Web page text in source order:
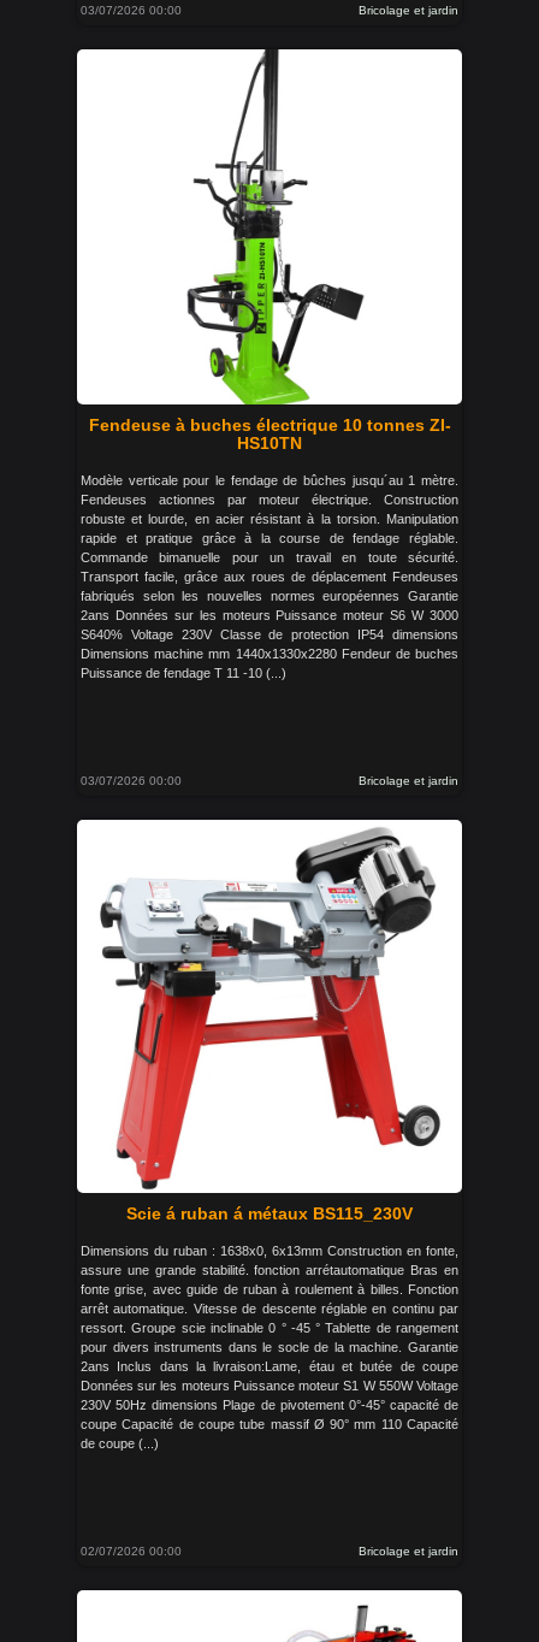
03/07/2026 00:00 Bricolage et jardin
Fendeuse à buches électrique 10 tonnes ZI-
HS10TN
Modèle verticale pour le fendage de bûches jusqu´au 1 mètre.
Fendeuses actionnes par moteur électrique. Construction
robuste et lourde, en acier résistant à la torsion. Manipulation
rapide et pratique grâce à la course de fendage réglable.
Commande bimanuelle pour un travail en toute sécurité.
Transport facile, grâce aux roues de déplacement Fendeuses
fabriqués selon les nouvelles normes européennes Garantie
2ans Données sur les moteurs Puissance moteur S6 W 3000
S640% Voltage 230V Classe de protection IP54 dimensions
Dimensions machine mm 1440x1330x2280 Fendeur de buches
Puissance de fendage T 11 -10 (...)
03/07/2026 00:00 Bricolage et jardin
Scie á ruban á métaux BS115_230V
Dimensions du ruban : 1638x0, 6x13mm Construction en fonte,
assure une grande stabilité. fonction arrétautomatique Bras en
fonte grise, avec guide de ruban à roulement à billes. Fonction
arrêt automatique. Vitesse de descente réglable en continu par
ressort. Groupe scie inclinable 0 ° -45 ° Tablette de rangement
pour divers instruments dans le socle de la machine. Garantie
2ans Inclus dans la livraison:Lame, étau et butée de coupe
Données sur les moteurs Puissance moteur S1 W 550W Voltage
230V 50Hz dimensions Plage de pivotement 0°-45° capacité de
coupe Capacité de coupe tube massif Ø 90° mm 110 Capacité
de coupe (...)
02/07/2026 00:00 Bricolage et jardin